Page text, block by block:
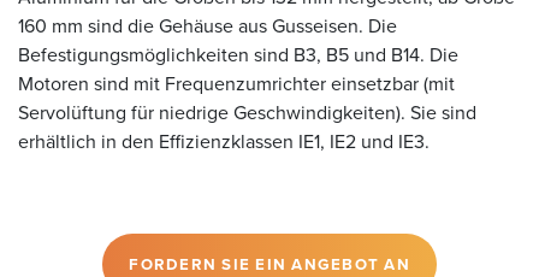
160 mm sind die Gehäuse aus Gusseisen. Die
Befestigungsmöglichkeiten sind B3, B5 und B14. Die
Motoren sind mit Frequenzumrichter einsetzbar (mit
Servolüftung für niedrige Geschwindigkeiten). Sie sind
erhältlich in den Effizienzklassen IE1, IE2 und IE3.
FORDERN SIE EIN ANGEBOT AN